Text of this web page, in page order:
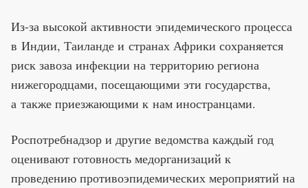
Из-за высокой активности эпидемического процесса
в Индии, Таиланде и странах Африки сохраняется
риск завоза инфекции на территорию региона
нижегородцами, посещающими эти государства,
а также приезжающими к нам иностранцами.
Роспотребнадзор и другие ведомства каждый год
оценивают готовность медорганизаций к
проведению противоэпидемических мероприятий на